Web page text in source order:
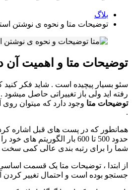
بلاگ
توضیحات متا و نحوه ی نوشتن
توضیحات متا و اهمیت آن
سئو بسیار پیچیده است . شاید فکر
رفته اید ولی باز تغییراتی حاصل میشود
توضیحات متا وجود دارد که میتوان
.
همانطور که در پست های قبل اشاره
حدود 500 تا 600 بار الگوریتم
شما را برای رتبه بندی عالی کمی سخت
از ابتدا ، توضیحات متا یک قسمت
جستجو بوده است و احتمال تغییر